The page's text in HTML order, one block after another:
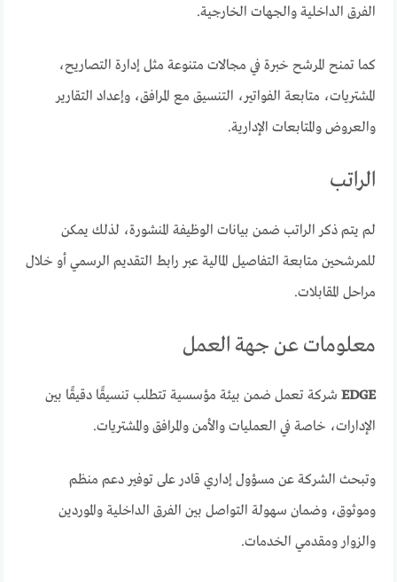
الفرق الداخلية والجهات الخارجية.
كما تمنح المرشح خبرة في مجالات متنوعة مثل إدارة التصاريح،
المشتريات، متابعة الفواتير، التنسيق مع المرافق، وإعداد التقارير
والعروض والمتابعات الإدارية.
الراتب
لم يتم ذكر الراتب ضمن بيانات الوظيفة المنشورة، لذلك يمكن
للمرشحين متابعة التفاصيل المالية عبر رابط التقديم الرسمي أو خلال
مراحل المقابلات.
معلومات عن جهة العمل
EDGE شركة تعمل ضمن بيئة مؤسسية تتطلب تنسيقًا دقيقًا بين
الإدارات، خاصة في العمليات والأمن والمرافق والمشتريات.
وتبحث الشركة عن مسؤول إداري قادر على توفير دعم منظم
وموثوق، وضمان سهولة التواصل بين الفرق الداخلية والموردين
والزوار ومقدمي الخدمات.